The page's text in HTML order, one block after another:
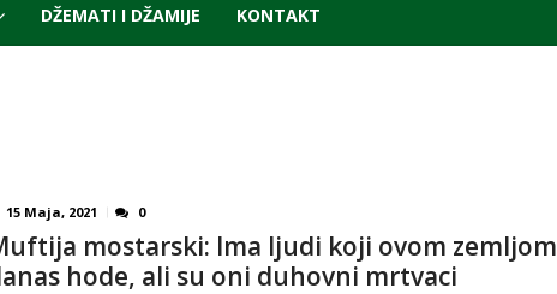
DŽEMATI I DŽAMIJE KONTAKT
15 Maja, 2021 0
mostarski: Ima ljudi koji ovom zemljom
hode, ali su oni duhovni mrtvaci